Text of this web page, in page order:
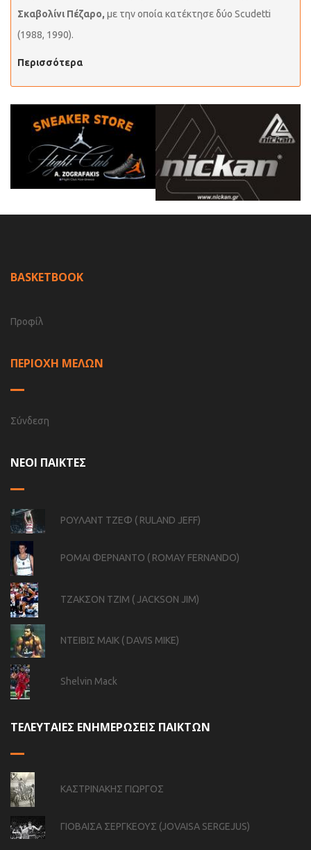
Σκαβολίνι Πέζαρο, με την οποία κατέκτησε δύο Scudetti
(1988, 1990).
Περισσότερα
BASKETBOOK
Προφίλ
ΠΕΡΙΟΧΗ ΜΕΛΩΝ
Σύνδεση
ΝΕΟΙ ΠΑΙΚΤΕΣ
ΡΟΥΛΑΝΤ ΤΖΕΦ ( RULAND JEFF)
ΡΟΜΑΙ ΦΕΡΝΑΝΤΟ ( ROMAY FERNANDO)
ΤΖΑΚΣΟΝ ΤΖΙΜ ( JACKSON JIM)
ΝΤΕΙΒΙΣ ΜΑΙΚ ( DAVIS MIKE)
Shelvin Mack
ΤΕΛΕΥΤΑΙΕΣ ΕΝΗΜΕΡΩΣΕΙΣ ΠΑΙΚΤΩΝ
ΚΑΣΤΡΙΝΑΚΗΣ ΓΙΩΡΓΟΣ
ΓΙΟΒΑΙΣΑ ΣΕΡΓΚΕΟΥΣ (JOVAISA SERGEJUS)